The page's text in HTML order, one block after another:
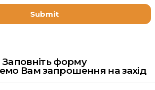
Заповніть форму
Вам запрошення на захід